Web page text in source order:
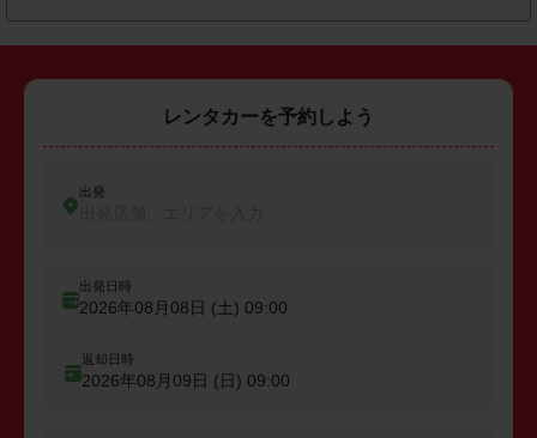
レンタカーを予約しよう
出発
出発日時
2026年08月08日 (土) 09:00
返却日時
2026年08月09日 (日) 09:00